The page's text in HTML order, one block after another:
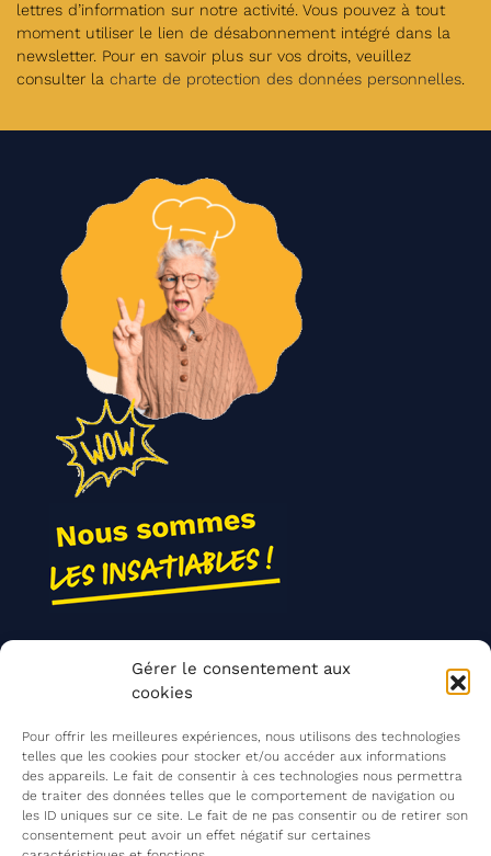
Gérer le consentement aux
cookies
Pour offrir les meilleures expériences, nous utilisons des technologies
telles que les cookies pour stocker et/ou accéder aux informations
des appareils. Le fait de consentir à ces technologies nous permettra
de traiter des données telles que le comportement de navigation ou
les ID uniques sur ce site. Le fait de ne pas consentir ou de retirer son
consentement peut avoir un effet négatif sur certaines
lettres d’information sur notre activité. Vous pouvez à tout
moment utiliser le lien de désabonnement intégré dans la
newsletter. Pour en savoir plus sur vos droits, veuillez
consulter la charte de protection des données personnelles.
Agir ensemble
Mentions légales
Politique de confidentialité